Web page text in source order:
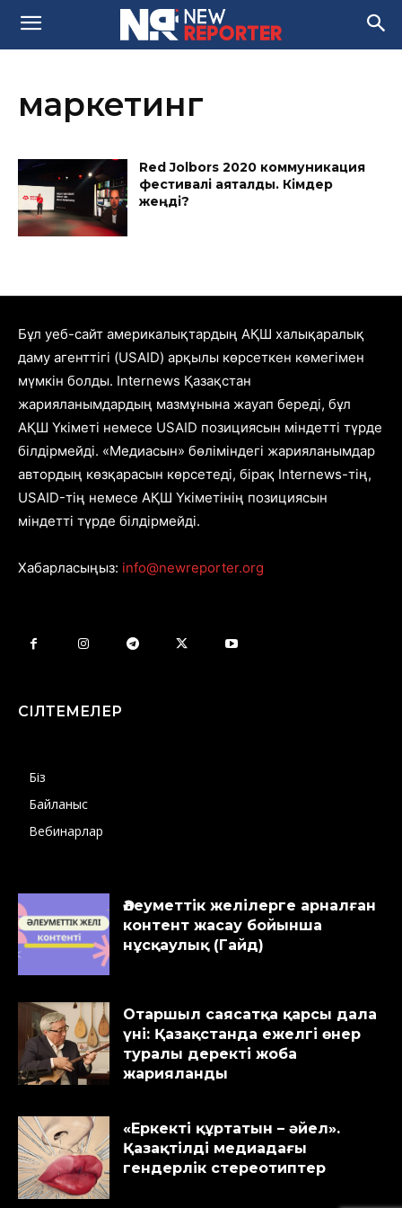
маркетинг
Red Jolbors 2020 коммуникация
фестивалі аяқталды. Кімдер
жеңді?
Бұл уеб-сайт америкалықтардың АҚШ халықаралық
даму агенттігі (USAID) арқылы көрсеткен көмегімен
мүмкін болды. Internews Қазақстан
жарияланымдардың мазмұнына жауап береді, бұл
АҚШ Үкіметі немесе USAID позициясын міндетті түрде
білдірмейді. «Медиасын» бөліміндегі жарияланымдар
автордың көзқарасын көрсетеді, бірақ Internews-тің,
USAID-тің немесе АҚШ Үкіметінің позициясын
міндетті түрде білдірмейді.
Хабарласыңыз: info@newreporter.org
СІЛТЕМЕЛЕР
Біз
Байланыс
Вебинарлар
Әлеуметтік желілерге арналған
контент жасау бойынша
нұсқаулық (Гайд)
Отаршыл саясатқа қарсы дала
үні: Қазақстанда ежелгі өнер
туралы деректі жоба
жарияланды
«Еркекті құртатын – әйел».
Қазақтілді медиадағы
гендерлік стереотиптер